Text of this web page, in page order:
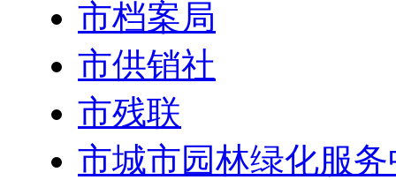
市档案局
市供销社
市残联
市城市园林绿化服